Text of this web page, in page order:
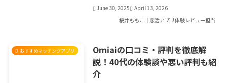
June 30, 2025
April 13, 2026
桜井ももこ｜恋活アプリ体験レビュー担当
おすすめマッチングアプリ
Omiaiの口コミ・評判を徹底解
説！40代の体験談や悪い評判も紹
介